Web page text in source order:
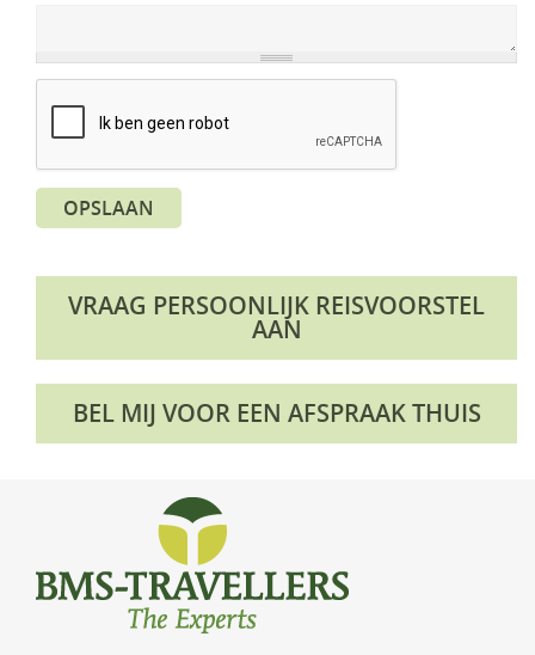
OPSLAAN
VRAAG PERSOONLIJK REISVOORSTEL
AAN
BEL MIJ VOOR EEN AFSPRAAK THUIS